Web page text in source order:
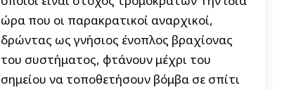
ώρα που οι παρακρατικοί αναρχικοί,
δρώντας ως γνήσιος ένοπλος βραχίονας
του συστήματος, φτάνουν μέχρι του
σημείου να τοποθετήσουν βόμβα σε σπίτι